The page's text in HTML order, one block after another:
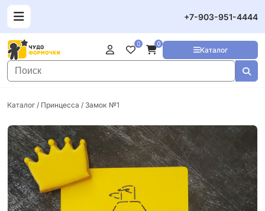
+7-903-951-4444
Каталог
0 0
Каталог / Принцесса / Замок №1